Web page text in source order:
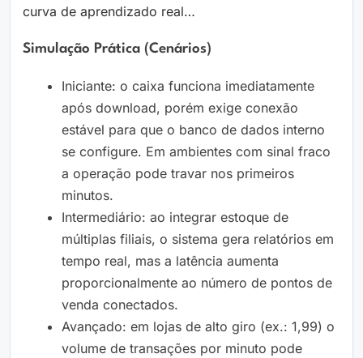
curva de aprendizado real…
Simulação Prática (cenários)
Iniciante: o caixa funciona imediatamente
após download, porém exige conexão
estável para que o banco de dados interno
se configure. Em ambientes com sinal fraco
a operação pode travar nos primeiros
minutos.
Intermediário: ao integrar estoque de
múltiplas filiais, o sistema gera relatórios em
tempo real, mas a latência aumenta
proporcionalmente ao número de pontos de
venda conectados.
Avançado: em lojas de alto giro (ex.: 1,99) o
volume de transações por minuto pode